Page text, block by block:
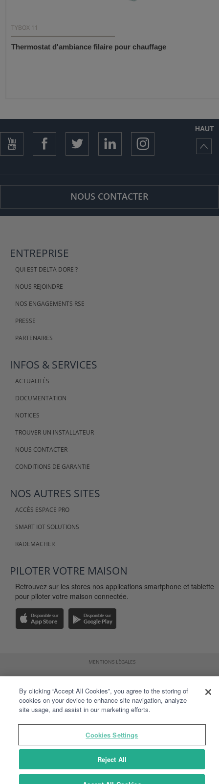
TYBOX 11
Thermostat d'ambiance filaire pour chauffage
HAUT
NOUS CONTACTER
ENTREPRISE
QUI EST DELTA DORE ?
NOUS REJOINDRE
NOS ENGAGEMENTS RSE
PRESSE
PARTENAIRES
INFOS & SERVICES
ACTUALITÉS
DOCUMENTATION
NOTICES
TROUVER UN INSTALLATEUR
NOUS CONTACTER
CONDITIONS DE GARANTIE
NOS AUTRES SITES
ACCÈS ESPACE PRO
SMART IOT SOLUTIONS
RADEMACHER
PILOTER VOTRE MAISON
Retrouvez sur les stores nos applications smartphone et tablette
pour piloter votre maison connectée.
MENTIONS LÉGALES
CGU DU SITE DELTADORE.FR
CGU DE L'APPLICATION TYDOM
DONNÉES PERSONNELLES
By clicking “Accept All Cookies”, you agree to the storing of
cookies on your device to enhance site navigation, analyze
site usage, and assist in our marketing efforts.
Cookies Settings
Reject All